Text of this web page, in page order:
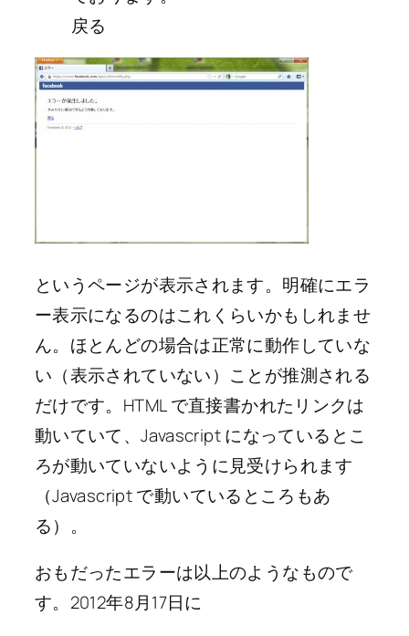
戻る
というページが表示されます。明確にエラ
ー表示になるのはこれくらいかもしれませ
ん。ほとんどの場合は正常に動作していな
い（表示されていない）ことが推測される
だけです。HTML で直接書かれたリンクは
動いていて、Javascript になっているとこ
ろが動いていないように見受けられます
（Javascript で動いているところもあ
る）。
おもだったエラーは以上のようなもので
す。2012年8月17日に